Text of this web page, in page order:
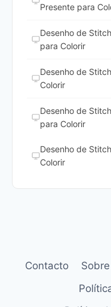
Presente para
Desenho de
para Colorir
Desenho de
Colorir
Desenho de
para Colorir
Desenho de
Colorir
Contacto